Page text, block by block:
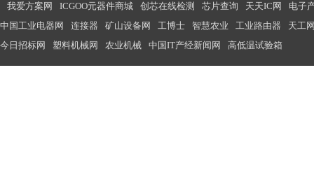
我爱方案网 ICGOO元器件商城 创芯在线检测 芯片查询 天天IC网
电子
中国工业电器网
连接器 矿山设备网 工博士 智慧农业 工业路由器
天工
今日招标网
塑料机械网 农业机械 中国IT产经新闻网 高低温试验箱